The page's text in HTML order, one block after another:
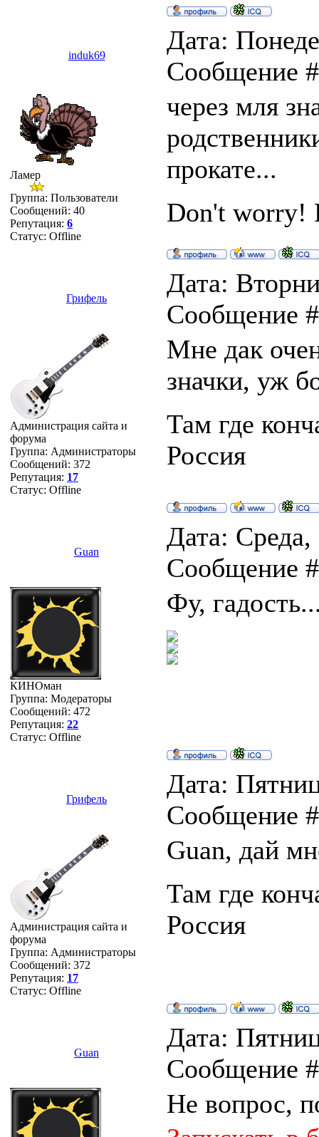
induk69
Дата:
Сообщение
Ламер
Группа: Пользователи
Сообщений: 40
Репутация: 6
Статус: Offline
через мля
прокате...
Don't worry!
Грифель
Дата:
Сообщение
Администрация сайта и
форума
Группа: Администраторы
Сообщений: 372
Репутация: 17
Статус: Offline
Мне дак
значки, уж
Там где
Россия
Guan
Дата:
Сообщение
КИНОман
Группа: Модераторы
Сообщений: 472
Репутация: 22
Статус: Offline
Фу,
Грифель
Дата:
Сообщение
Администрация сайта и
форума
Группа: Администраторы
Сообщений: 372
Репутация: 17
Статус: Offline
Guan, дай
Там где
Россия
Guan
Дата:
Сообщение
Не вопрос,